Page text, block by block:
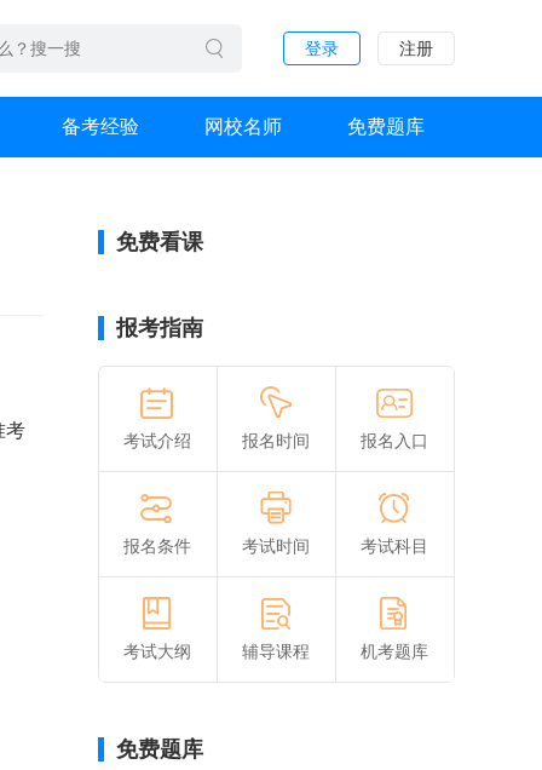
登录 注册
备考经验 网校名师 免费题库
考
免费看课
报考指南
考试介绍 报名时间 报名入口
报名条件 考试时间 考试科目
考试大纲 辅导课程 机考题库
免费题库